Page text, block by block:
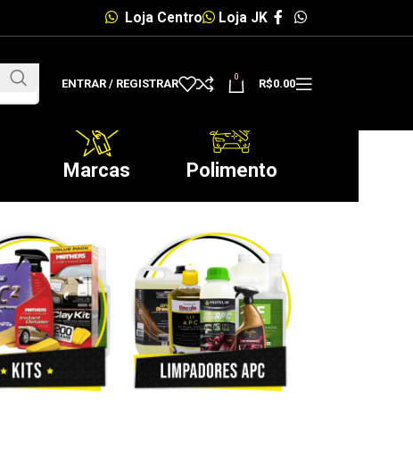
Loja Centro Loja JK
ENTRAR / REGISTRAR
0
R$0.00
Marcas Polimento